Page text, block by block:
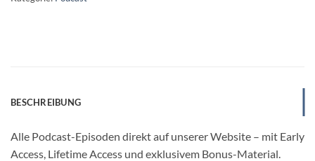
BESCHREIBUNG
Alle Podcast-Episoden direkt auf unserer Website – mit Early
Access, Lifetime Access und exklusivem Bonus-Material.